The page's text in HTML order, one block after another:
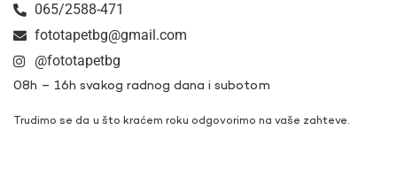
065/2588-471
fototapetbg@gmail.com
@fototapetbg
08h – 16h svakog radnog dana i subotom
Trudimo se da u što kraćem roku odgovorimo na vaše zahteve.